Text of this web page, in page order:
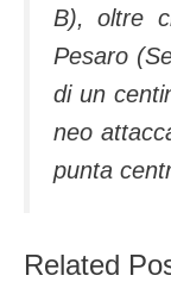
B), oltre
Pesaro
di un
neo
punta
Related